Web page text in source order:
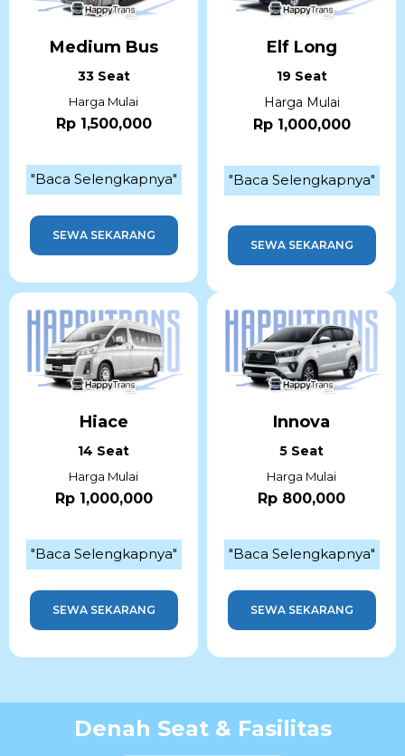
Medium Bus
33 Seat
Harga Mulai
Rp 1,500,000
"Baca Selengkapnya"
SEWA SEKARANG
Elf Long
19 Seat
Harga Mulai
Rp 1,000,000
"Baca Selengkapnya"
SEWA SEKARANG
Hiace
14 Seat
Harga Mulai
Rp 1,000,000
"Baca Selengkapnya"
SEWA SEKARANG
Innova
5 Seat
Harga Mulai
Rp 800,000
"Baca Selengkapnya"
SEWA SEKARANG
Denah Seat & Fasilitas